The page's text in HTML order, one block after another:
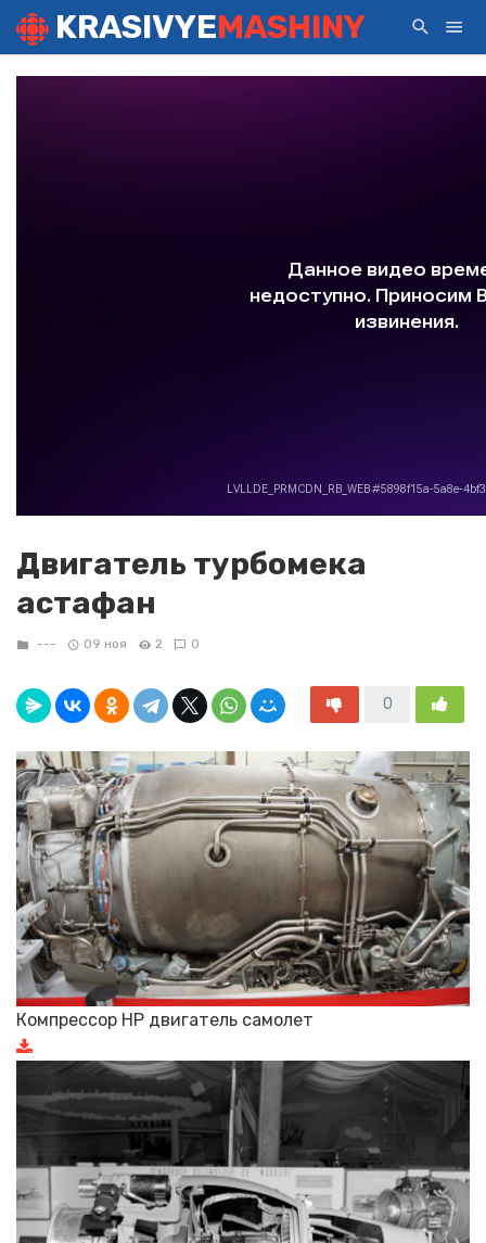
KRASIVYEMASHINY
Двигатель турбомека
астафан
--- 09 ноя 2 0
0
Компрессор HP двигатель самолет